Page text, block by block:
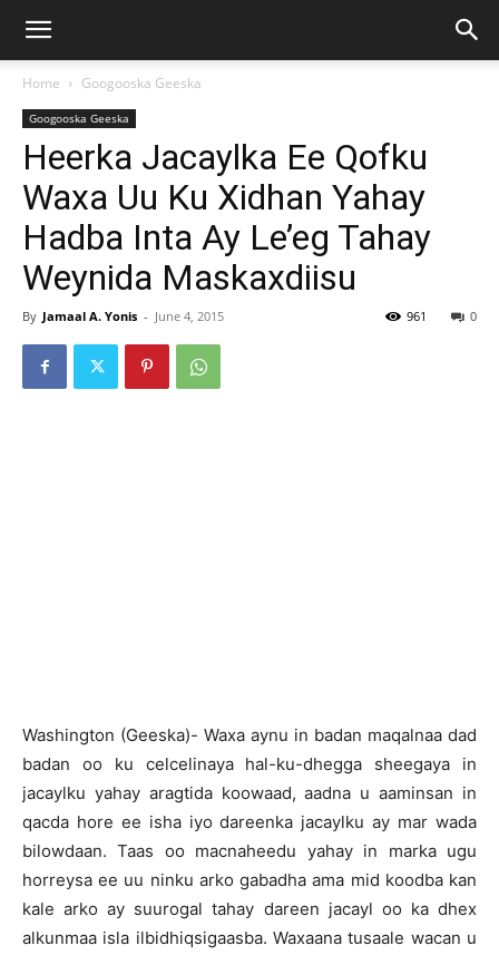
Home Googooska Geeska
Googooska Geeska
Heerka Jacaylka Ee Qofku
Waxa Uu Ku Xidhan Yahay
Hadba Inta Ay Le’eg Tahay
Weynida Maskaxdiisu
By Jamaal A. Yonis - June 4, 2015 0
961
Washington (Geeska)- Waxa aynu in badan maqalnaa dad
badan oo ku celcelinaya hal-ku-dhegga sheegaya in
jacaylku yahay aragtida koowaad, aadna u aaminsan in
qacda hore ee isha iyo dareenka jacaylku ay mar wada
bilowdaan. Taas oo macnaheedu yahay in marka ugu
horreysa ee uu ninku arko gabadha ama mid koodba kan
kale arko ay suurogal tahay dareen jacayl oo ka dhex
alkunmaa isla ilbidhiqsigaasba. Waxaana tusaale wacan u